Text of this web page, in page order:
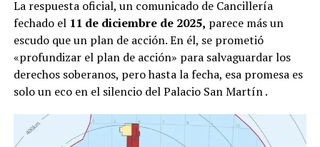
La respuesta oficial, un comunicado de Cancillería
fechado el 11 de diciembre de 2025, parece más un
escudo que un plan de acción. En él, se prometió
«profundizar el plan de acción» para salvaguardar los
derechos soberanos, pero hasta la fecha, esa promesa es
solo un eco en el silencio del Palacio San Martín.